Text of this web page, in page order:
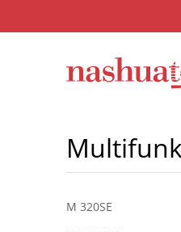
M 320SE